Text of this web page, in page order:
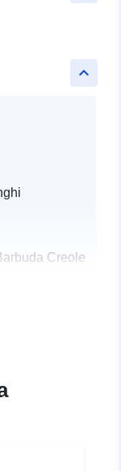
keyboard_arrow_up
Creole
ar data.europa.eu: